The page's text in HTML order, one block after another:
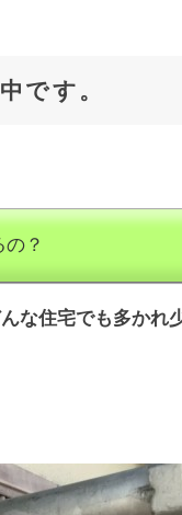
です。
？
な住宅でも多かれ